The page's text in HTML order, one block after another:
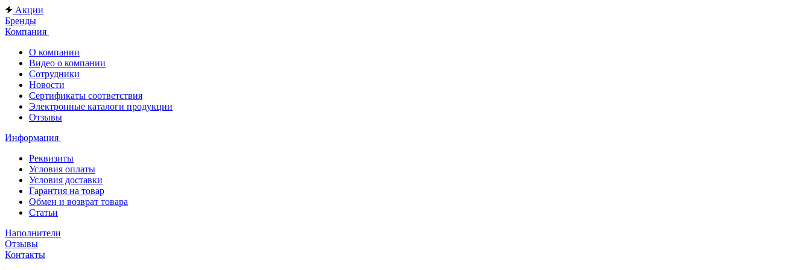
Акции
Бренды
Компания
О компании
Видео о компании
Сотрудники
Новости
Сертификаты соответствия
Электронные каталоги продукции
Отзывы
Информация
Реквизиты
Условия оплаты
Условия доставки
Гарантия на товар
Обмен и возврат товара
Статьи
Наполнители
Отзывы
Контакты